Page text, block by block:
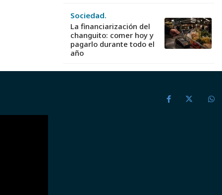
Sociedad.
La financiarización del
changuito: comer hoy y
pagarlo durante todo el
año